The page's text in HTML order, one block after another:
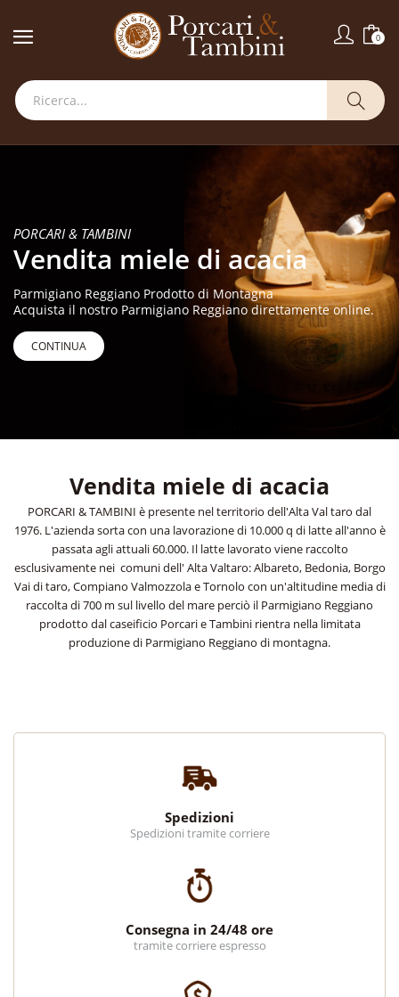
0
PORCARI & TAMBINI
Vendita miele di acacia
Parmigiano Reggiano Prodotto di Montagna
Acquista il nostro Parmigiano Reggiano direttamente online.
CONTINUA
Vendita miele di acacia
PORCARI & TAMBINI è presente nel territorio dell'Alta Val taro dal
1976. L'azienda sorta con una lavorazione di 10.000 q di latte all'anno è
passata agli attuali 60.000. Il latte lavorato viene raccolto
esclusivamente nei comuni dell' Alta Valtaro: Albareto, Bedonia, Borgo
Vai di taro, Compiano Valmozzola e Tornolo con un'altitudine media di
raccolta di 700 m sul livello del mare perciò il Parmigiano Reggiano
prodotto dal caseificio Porcari e Tambini rientra nella limitata
produzione di Parmigiano Reggiano di montagna.
Spedizioni
Spedizioni tramite corriere
Consegna in 24/48 ore
tramite corriere espresso